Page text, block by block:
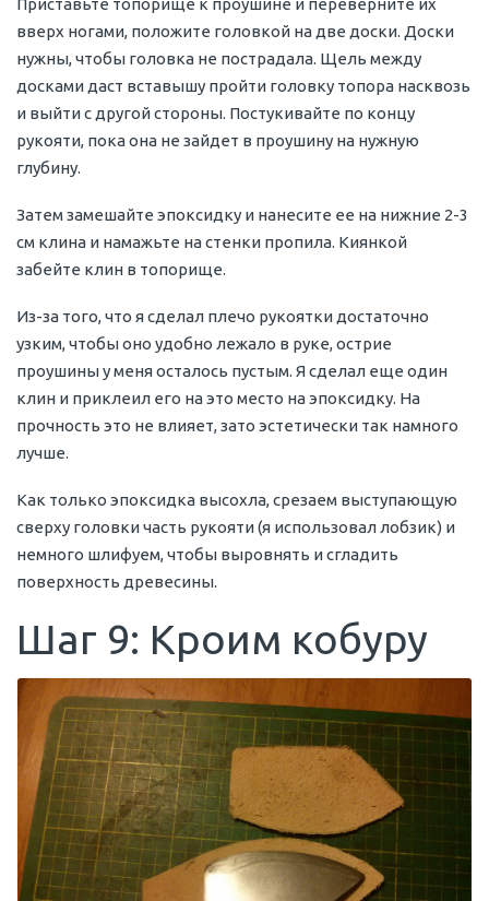
вверх ногами, положите головкой на две доски. Доски
нужны, чтобы головка не пострадала. Щель между
досками даст вставышу пройти головку топора насквозь
и выйти с другой стороны. Постукивайте по концу
рукояти, пока она не зайдет в проушину на нужную
глубину.
Затем замешайте эпоксидку и нанесите ее на нижние 2-3
см клина и намажьте на стенки пропила. Киянкой
забейте клин в топорище.
Из-за того, что я сделал плечо рукоятки достаточно
узким, чтобы оно удобно лежало в руке, острие
проушины у меня осталось пустым. Я сделал еще один
клин и приклеил его на это место на эпоксидку. На
прочность это не влияет, зато эстетически так намного
лучше.
Как только эпоксидка высохла, срезаем выступающую
сверху головки часть рукояти (я использовал лобзик) и
немного шлифуем, чтобы выровнять и сгладить
поверхность древесины.
Шаг 9: Кроим кобуру